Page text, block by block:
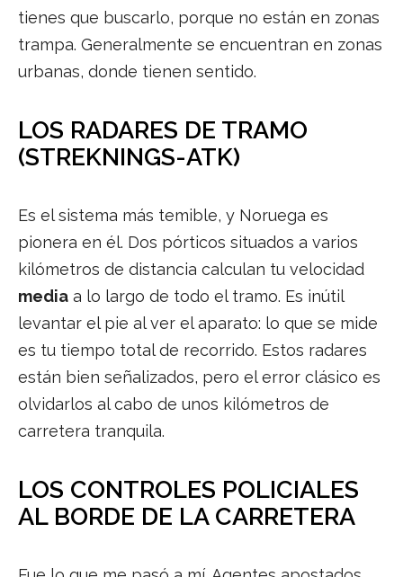
tienes que buscarlo, porque no están en zonas
trampa. Generalmente se encuentran en zonas
urbanas, donde tienen sentido.
LOS RADARES DE TRAMO
(STREKNINGS-ATK)
Es el sistema más temible, y Noruega es
pionera en él. Dos pórticos situados a varios
kilómetros de distancia calculan tu velocidad
media a lo largo de todo el tramo. Es inútil
levantar el pie al ver el aparato: lo que se mide
es tu tiempo total de recorrido. Estos radares
están bien señalizados, pero el error clásico es
olvidarlos al cabo de unos kilómetros de
carretera tranquila.
LOS CONTROLES POLICIALES
AL BORDE DE LA CARRETERA